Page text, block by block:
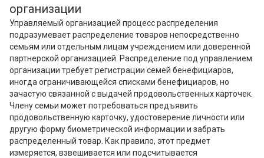
организации
Управляемый организацией процесс распределения
подразумевает распределение товаров непосредственно
семьям или отдельным лицам учреждением или доверенной
партнерской организацией. Распределение под управлением
организации требует регистрации семей бенефициаров,
иногда ограничивающейся списками бенефициаров, но
зачастую связанной с выдачей продовольственных карточек.
Члену семьи может потребоваться предъявить
продовольственную карточку, удостоверение личности или
другую форму биометрической информации и забрать
распределенный товар. Как правило, этот предмет
измеряется, взвешивается или подсчитывается